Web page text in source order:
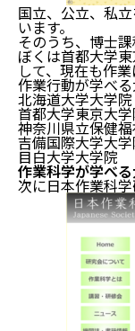
国立、公立、私
います。
そのうち、博士課
ぼくは首都大学
して、現在も作
作業行動が学べ
北海道大学大学院
首都大学東京大
神奈川県立保健
吉備国際大学大
目白大学大学院
作業科学が学べ
次に日本作業科